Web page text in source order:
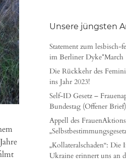
Unsere jüngsten
Statement zum lesbisch-
im Berliner Dyke*March
Die Rückkehr des
ins Jahr 2023!
Self-ID Gesetz –
Bundestag (Offener Brief)
Appell des
„Kollateralschaden“: Die
Ukraine erinnert uns an